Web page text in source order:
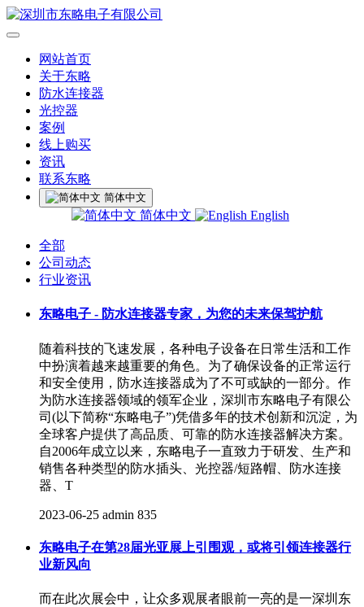
网站首页
关于东略
防水连接器
光控器
案例
线上购买
资讯
联系东略
简体中文
简体中文 English
全部
公司动态
行业资讯
东略电子 - 防水连接器专家，为您的未来保驾护航
随着科技的飞速发展，各种电子设备在日常生活和工作
中扮演着越来越重要的角色。为了确保设备的正常运行
和安全使用，防水连接器成为了不可或缺的一部分。作
为防水连接器领域的领军企业，深圳市东略电子有限公
司(以下简称“东略电子”)凭借多年的技术创新和沉淀，为
全球客户提供了高品质、可靠的防水连接器解决方案。
自2006年成立以来，东略电子一直致力于研发、生产和
销售各种类型的防水插头、光控器/短路帽、防水连接
器、T
2023-06-25 admin 835
东略电子在第28届光亚展上引围观，或将引领连接器行
业新风向
而在此次展会中，让众多观展者眼前一亮的是一深圳东